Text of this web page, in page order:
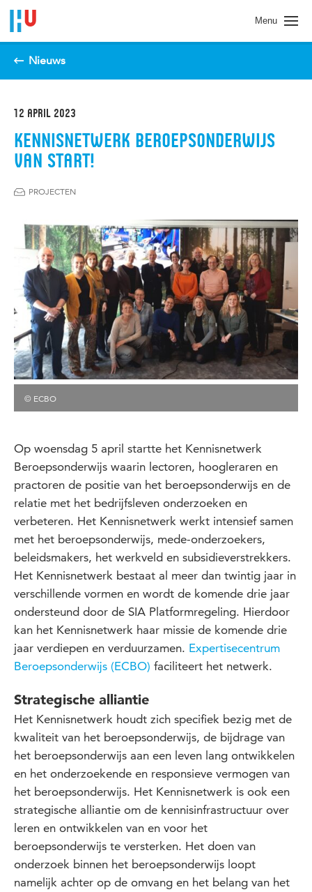
Spring naar pagina inhoud
Menu
Nieuws
12 APRIL 2023
KENNISNETWERK BEROEPSONDERWIJS
VAN START!
PROJECTEN
© ECBO
Op woensdag 5 april startte het Kennisnetwerk
Beroepsonderwijs waarin lectoren, hoogleraren en
practoren de positie van het beroepsonderwijs en de
relatie met het bedrijfsleven onderzoeken en
verbeteren. Het Kennisnetwerk werkt intensief samen
met het beroepsonderwijs, mede-onderzoekers,
beleidsmakers, het werkveld en subsidieverstrekkers.
Het Kennisnetwerk bestaat al meer dan twintig jaar in
verschillende vormen en wordt de komende drie jaar
ondersteund door de SIA Platformregeling. Hierdoor
kan het Kennisnetwerk haar missie de komende drie
jaar verdiepen en verduurzamen. Expertisecentrum
Beroepsonderwijs (ECBO) faciliteert het netwerk.
Strategische alliantie
Het Kennisnetwerk houdt zich specifiek bezig met de
kwaliteit van het beroepsonderwijs, de bijdrage van
het beroepsonderwijs aan een leven lang ontwikkelen
en het onderzoekende en responsieve vermogen van
het beroepsonderwijs. Het Kennisnetwerk is ook een
strategische alliantie om de kennisinfrastructuur over
leren en ontwikkelen van en voor het
beroepsonderwijs te versterken. Het doen van
onderzoek binnen het beroepsonderwijs loopt
namelijk achter op de omvang en het belang van het